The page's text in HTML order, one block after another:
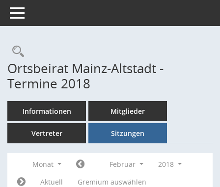
Toggle navigation
Rechercheauswahl
Ortsbeirat Mainz-Altstadt -
Termine 2018
Informationen Mitglieder
Vertreter Sitzungen
Monat Februar
2018
Aktuell
Gremium auswählen